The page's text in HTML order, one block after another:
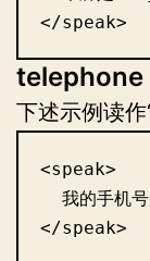
</speak>
telephone
下述示例读作
<speak>
我的手机
</speak>